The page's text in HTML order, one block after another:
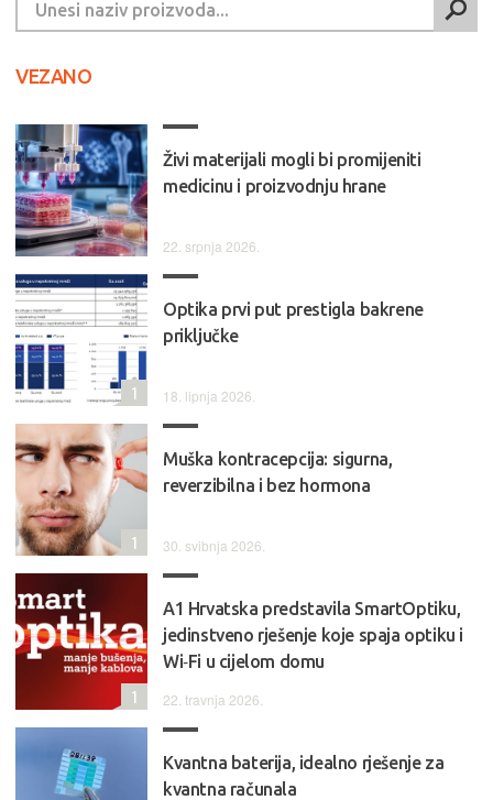
VEZANO
Živi materijali mogli bi promijeniti
medicinu i proizvodnju hrane
22. srpnja 2026.
Optika prvi put prestigla bakrene
priključke
18. lipnja 2026.
1
Muška kontracepcija: sigurna,
reverzibilna i bez hormona
30. svibnja 2026.
1
A1 Hrvatska predstavila SmartOptiku,
jedinstveno rješenje koje spaja optiku i
Wi‑Fi u cijelom domu
22. travnja 2026.
1
Kvantna baterija, idealno rješenje za
kvantna računala